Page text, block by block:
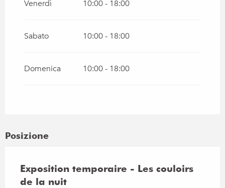
Dal14 febbraio 2027 28 febbraio 2027
Dal1 marzo 2027al10 aprile 2027
Venerdì 10:00 - 18:00
Sabato 10:00 - 18:00
Domenica 10:00 - 18:00
Posizione
Exposition temporaire - Les couloirs
de la nuit